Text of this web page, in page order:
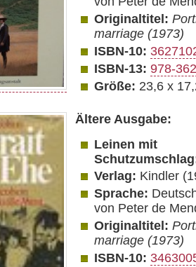
Originaltitel:
marriage (1973)
ISBN-10:
ISBN-13: 978-
Größe: 23,6 x
Ältere Ausgabe:
Leinen mit
Verlag: Kindler
Sprache:
von Peter de
Originaltitel:
marriage (1973)
ISBN-10: